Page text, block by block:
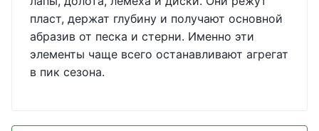
пласт, держат глубину и получают основной
абразив от песка и стерни. Именно эти
элементы чаще всего останавливают агрегат
в пик сезона.